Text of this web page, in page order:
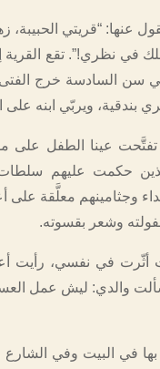
عنها: “قريتي
في نظري!”. تقع
سن السادسة خرج
بندقية، ويربّي ابنه على
الأحمر، 17 يونيو/ حزيران 1930م، تفتَّحت
حكمت عليهم سلطات
وجثامينهم معلَّقة على
وشعر بقسوته.
في نفسي، رأيت
سألت والدي: ليش عمل
بها في البيت وفي